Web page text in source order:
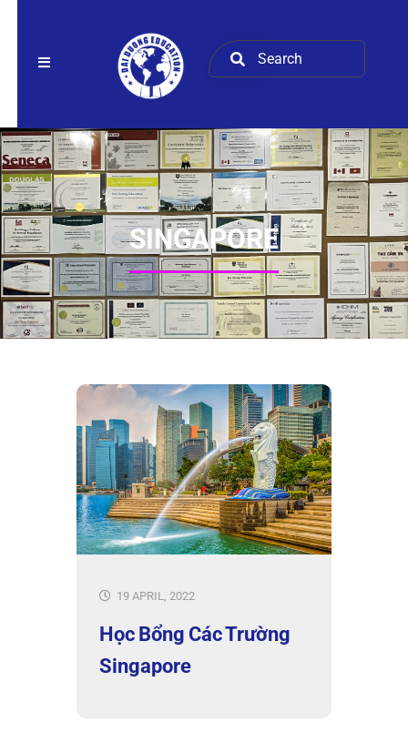
SINGAPORE
19 APRIL, 2022
Học Bổng Các Trường
Singapore